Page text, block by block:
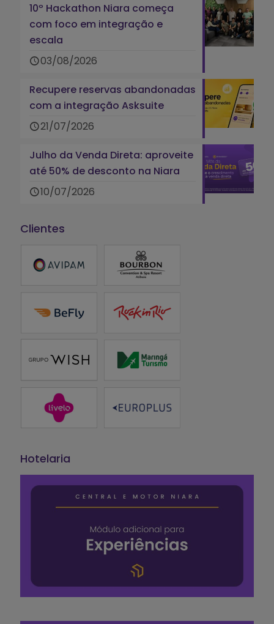
10º Hackathon Niara começa
com foco em integração e
escala
03/08/2026
Recupere reservas abandonadas
com a integração Asksuite
21/07/2026
Julho da Venda Direta: aproveite
até 50% de desconto na Niara
10/07/2026
Clientes
Hotelaria